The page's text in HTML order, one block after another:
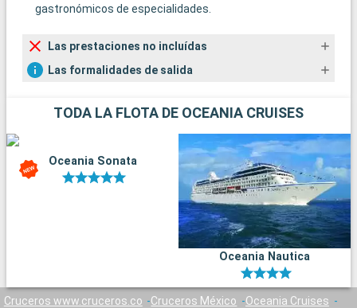
gastronómicos de especialidades.
Las prestaciones no incluídas
Las formalidades de salida
TODA LA FLOTA DE OCEANIA CRUISES
Oceania Sonata
Oceania Nautica
Cruceros www.cruceros.co Cruceros México
Oceania Cruises